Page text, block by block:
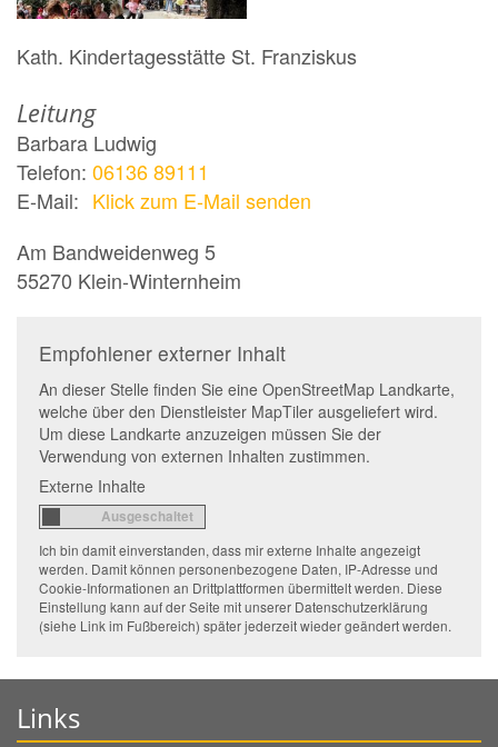
Kath. Kindertagesstätte St. Franziskus
Leitung
Barbara Ludwig
Telefon: 06136 89111
E-Mail: Klick zum E-Mail senden
Am Bandweidenweg 5
55270 Klein-Winternheim
Empfohlener externer Inhalt
An dieser Stelle finden Sie eine OpenStreetMap Landkarte,
welche über den Dienstleister MapTiler ausgeliefert wird.
Um diese Landkarte anzuzeigen müssen Sie der
Verwendung von externen Inhalten zustimmen.
Externe Inhalte
Ich bin damit einverstanden, dass mir externe Inhalte angezeigt
werden. Damit können personenbezogene Daten, IP-Adresse und
Cookie-Informationen an Drittplattformen übermittelt werden. Diese
Einstellung kann auf der Seite mit unserer Datenschutzerklärung
(siehe Link im Fußbereich) später jederzeit wieder geändert werden.
Links